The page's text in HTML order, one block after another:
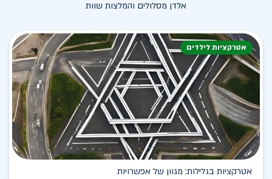
אלדן מסלולים והמלצות שוות
אטרקציות לילדים
אטרקציות בגלילות: מגוון של אפשרויות